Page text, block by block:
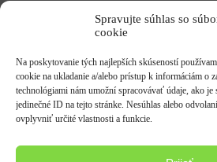
Spravujte súhlas so
cookie
Na poskytovanie tých najlepších skúseností
cookie na ukladanie a/alebo prístup k informáciám o
technológiami nám umožní spracovávať údaje, ako
jedinečné ID na tejto stránke. Nesúhlas alebo
ovplyvniť určité vlastnosti a funkcie.
október 2011
september 2011
november 2009
november 2008
november 2006
WordPress Theme: Treville by ThemeZee.